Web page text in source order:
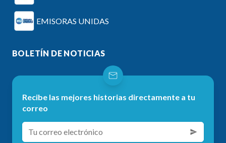
EMISORAS UNIDAS
BOLETÍN DE NOTICIAS
Recibe las mejores historias directamente a tu
correo